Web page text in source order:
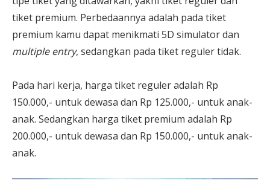
tiket premium. Perbedaannya adalah pada tiket
premium kamu dapat menikmati 5D simulator dan
multiple entry, sedangkan pada tiket reguler tidak.
Pada hari kerja, harga tiket reguler adalah Rp
150.000,- untuk dewasa dan Rp 125.000,- untuk anak-
anak. Sedangkan harga tiket premium adalah Rp
200.000,- untuk dewasa dan Rp 150.000,- untuk anak-
anak.